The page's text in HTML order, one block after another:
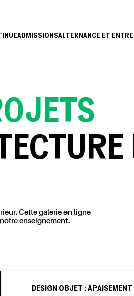
ADMISSIONSALTERNANCE ET
Cette galerie en ligne
enseignement.
DESIGN OBJET : APAISEMENT